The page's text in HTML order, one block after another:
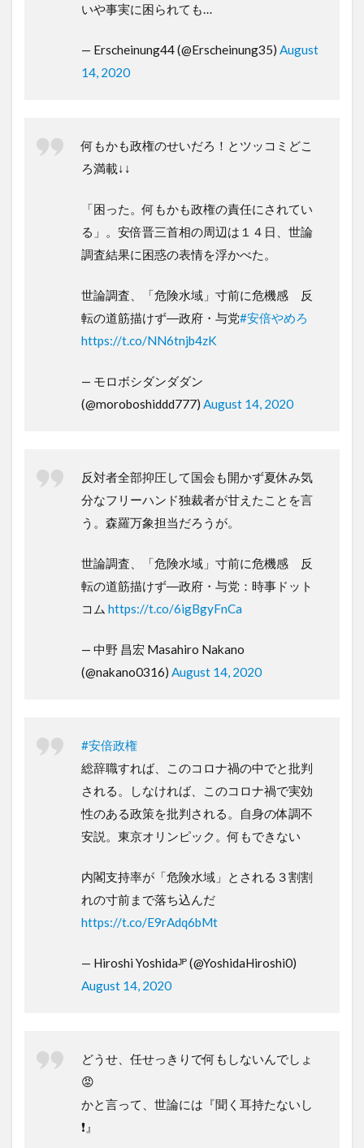
いや事実に困られても…
— Erscheinung44 (@Erscheinung35) August
14, 2020
何もかも政権のせいだろ！とツッコミどこ
ろ満載↓↓
「困った。何もかも政権の責任にされてい
る」。安倍晋三首相の周辺は１４日、世論
調査結果に困惑の表情を浮かべた。
世論調査、「危険水域」寸前に危機感 反
転の道筋描けず―政府・与党#安倍やめろ
https://t.co/NN6tnjb4zK
— モロボシダンダダン
(@moroboshiddd777) August 14, 2020
反対者全部抑圧して国会も開かず夏休み気
分なフリーハンド独裁者が甘えたことを言
う。森羅万象担当だろうが。
世論調査、「危険水域」寸前に危機感 反
転の道筋描けず―政府・与党：時事ドット
コム https://t.co/6igBgyFnCa
— 中野 昌宏 Masahiro Nakano
(@nakano0316) August 14, 2020
#安倍政権
総辞職すれば、このコロナ禍の中でと批判
される。しなければ、このコロナ禍で実効
性のある政策を批判される。自身の体調不
安説。東京オリンピック。何もできない
内閣支持率が「危険水域」とされる３割割
れの寸前まで落ち込んだ
https://t.co/E9rAdq6bMt
— Hiroshi Yoshidaᴶᴾ (@YoshidaHiroshi0)
August 14, 2020
どうせ、任せっきりで何もしないんでしょ
😡
かと言って、世論には『聞く耳持たないし
❗』